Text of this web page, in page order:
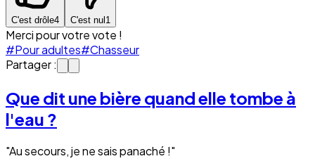
C'est drôle4 C'est nul 1
Merci pour votre vote !
#Pour adultes#Chasseur
Partager :
Que dit une bière quand elle tombe à
l'eau ?
"Au secours, je ne sais panaché !"